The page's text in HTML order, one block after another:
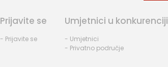
Prijavite se
- Prijavite se
Umjetnici u konkurenciji
- Umjetnici
- Privatno područje